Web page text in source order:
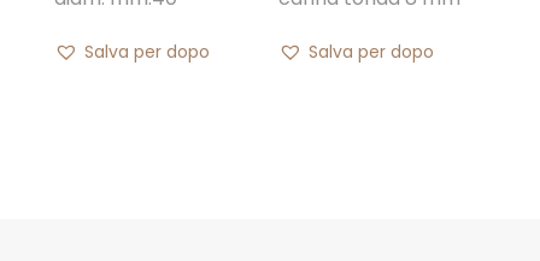
Salva per dopo Salva per dopo